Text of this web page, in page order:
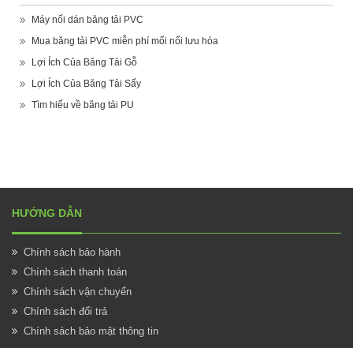
Máy nối dán băng tải PVC
Mua băng tải PVC miễn phí mối nối lưu hóa
Lợi Ích Của Băng Tải Gỗ
Lợi Ích Của Băng Tải Sấy
Tìm hiểu về băng tải PU
HƯỚNG DẪN
Chính sách bảo hành
Chính sách thanh toán
Chính sách vận chuyển
Chính sách đổi trả
Chính sách bảo mật thông tin